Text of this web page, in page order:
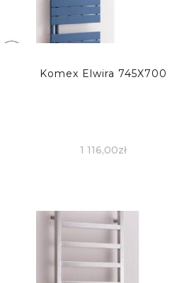
Komex Elwira 745X700
1 116,00zł